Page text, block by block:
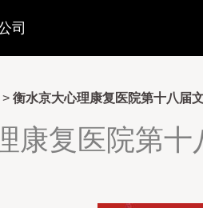
司
> 衡水京大心理康复医院第十八届
康复医院第